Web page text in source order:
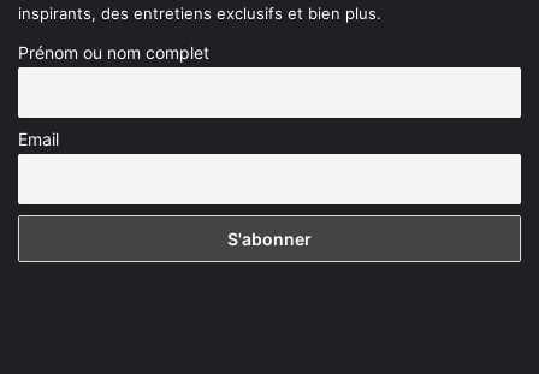
inspirants, des entretiens exclusifs et bien plus.
Prénom ou nom complet
Email